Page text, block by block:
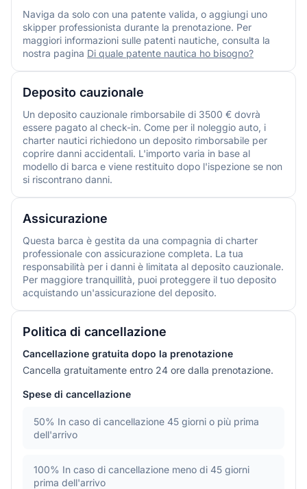
Naviga da solo con una patente valida, o aggiungi uno
skipper professionista durante la prenotazione. Per
maggiori informazioni sulle patenti nautiche, consulta la
nostra pagina Di quale patente nautica ho bisogno?
Deposito cauzionale
Un deposito cauzionale rimborsabile di 3500 € dovrà
essere pagato al check-in. Come per il noleggio auto, i
charter nautici richiedono un deposito rimborsabile per
coprire danni accidentali. L'importo varia in base al
modello di barca e viene restituito dopo l'ispezione se non
si riscontrano danni.
Assicurazione
Questa barca è gestita da una compagnia di charter
professionale con assicurazione completa. La tua
responsabilità per i danni è limitata al deposito cauzionale.
Per maggiore tranquillità, puoi proteggere il tuo deposito
acquistando un'assicurazione del deposito.
Politica di cancellazione
Cancellazione gratuita dopo la prenotazione
Cancella gratuitamente entro 24 ore dalla prenotazione.
Spese di cancellazione
50% In caso di cancellazione 45 giorni o più prima
dell'arrivo
100% In caso di cancellazione meno di 45 giorni
prima dell'arrivo